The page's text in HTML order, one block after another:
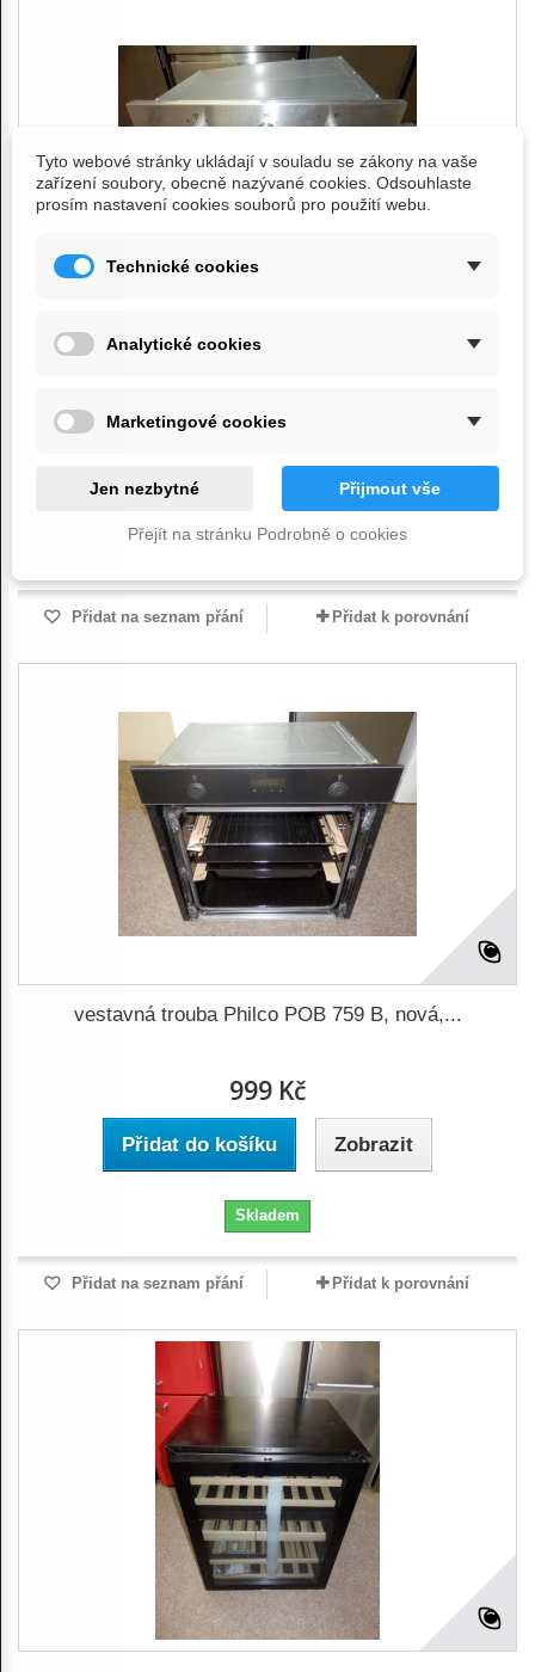
vestavná trouba Philco POB 698 MX, nová,...
999 Kč
Přidat do košíku Zobrazit
Přidat na seznam přání Přidat k porovnání
vestavná trouba Philco POB 759 B, nová,...
999 Kč
Přidat do košíku Zobrazit
Skladem
Přidat na seznam přání Přidat k porovnání
Tyto webové stránky ukládají v souladu se zákony na vaše
zařízení soubory, obecně nazývané cookies. Odsouhlaste
prosím nastavení cookies souborů pro použití webu.
Technické cookies
Analytické cookies
Marketingové cookies
Jen nezbytné Přijmout vše
Přejít na stránku Podrobně o cookies